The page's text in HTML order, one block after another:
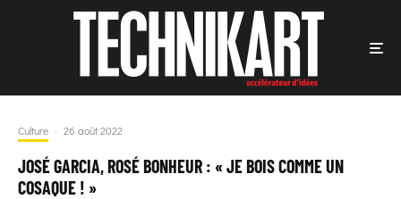
Culture · 26 août 2022
JOSÉ GARCIA, ROSÉ BONHEUR : « JE BOIS COMME UN
COSAQUE ! »